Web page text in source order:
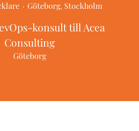
· Göteborg, Stockholm
konsult till Acea
Consulting
Göteborg